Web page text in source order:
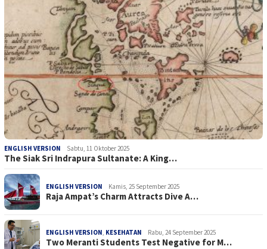
ENGLISH VERSION Sabtu, 11 Oktober 2025
The Siak Sri Indrapura Sultanate: A King…
ENGLISH VERSION Kamis, 25 September 2025
Raja Ampat’s Charm Attracts Dive A…
ENGLISH VERSION, KESEHATAN Rabu, 24 September 2025
Two Meranti Students Test Negative for M…